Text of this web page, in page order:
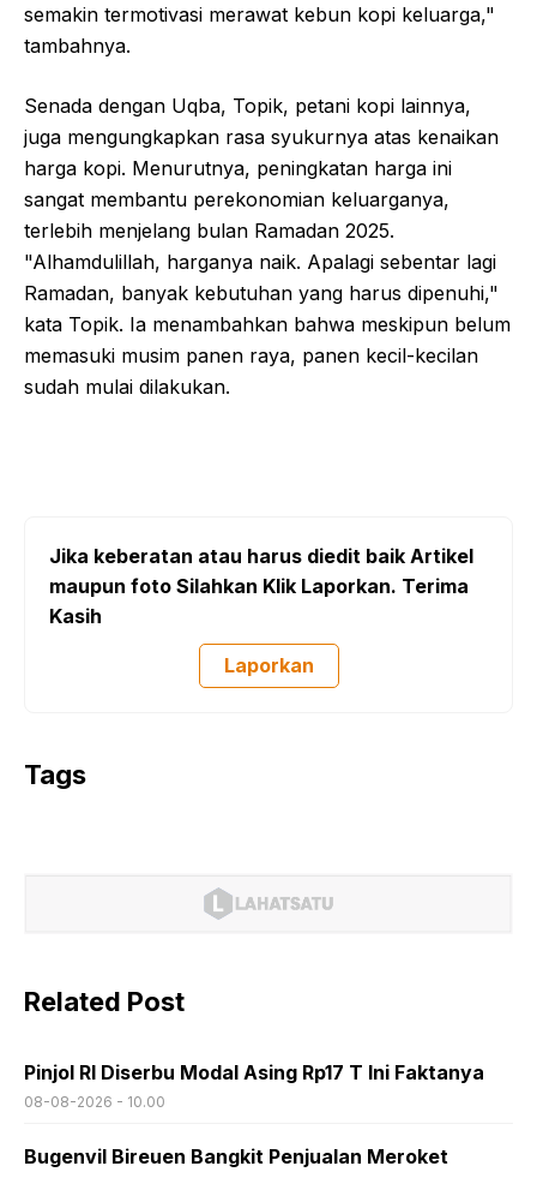
semakin termotivasi merawat kebun kopi keluarga,"
tambahnya.
Senada dengan Uqba, Topik, petani kopi lainnya,
juga mengungkapkan rasa syukurnya atas kenaikan
harga kopi. Menurutnya, peningkatan harga ini
sangat membantu perekonomian keluarganya,
terlebih menjelang bulan Ramadan 2025.
"Alhamdulillah, harganya naik. Apalagi sebentar lagi
Ramadan, banyak kebutuhan yang harus dipenuhi,"
kata Topik. Ia menambahkan bahwa meskipun belum
memasuki musim panen raya, panen kecil-kecilan
sudah mulai dilakukan.
Jika keberatan atau harus diedit baik Artikel
maupun foto Silahkan Klik Laporkan. Terima
Kasih
Laporkan
Tags
Related Post
Pinjol RI Diserbu Modal Asing Rp17 T Ini Faktanya
08-08-2026 - 10.00
Bugenvil Bireuen Bangkit Penjualan Meroket